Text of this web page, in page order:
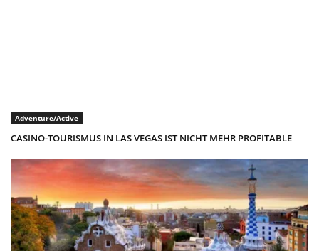
Adventure/Active
CASINO-TOURISMUS IN LAS VEGAS IST NICHT MEHR PROFITABLE